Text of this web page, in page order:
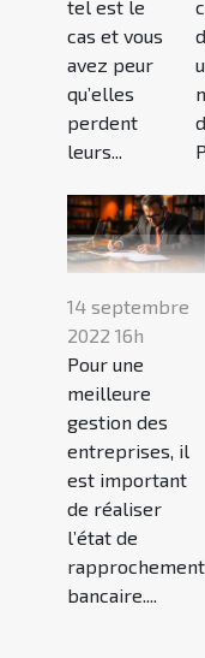
tel est le
cas et vous
avez peur
qu’elles
perdent
leurs...
14 septembre
2022 16h
Pour une
meilleure
gestion des
entreprises, il
est important
de réaliser
l’état de
rapprochement
bancaire....